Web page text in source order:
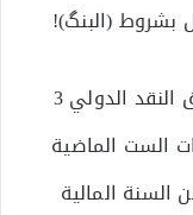
بشروط (البنگ)!
باختصار ( كانت مصر قد لجأت إلى صندوق النقد الدولي 3
الست الماضية
السنة المالية